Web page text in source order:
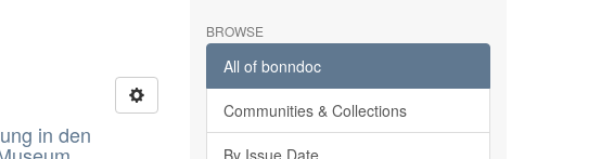
in den
BROWSE
All of bonndoc
Communities & Collections
By Issue Date